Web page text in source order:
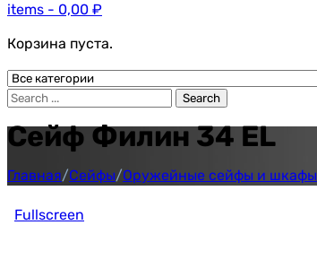
items - 0,00 ₽
Корзина пуста.
Search
Сейф Филин 34 EL
Главная/Сейфы/Оружейные сейфы и шкафы
Fullscreen